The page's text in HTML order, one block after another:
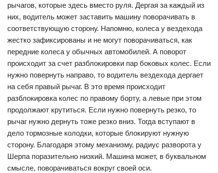
рычагов, которые здесь вместо руля. Дергая за каждый из
них, водитель может заставить машину поворачивать в
соответствующую сторону. Напомню, колеса у вездехода
жестко зафиксированы и не могут поворачиваться, как
передние колеса у обычных автомобилей. А поворот
происходит за счет разблокировки пар боковых колес. Если
нужно повернуть направо, то водитель вездехода дергает
на себя правый рычаг. В это время происходит
разблокировка колес по правому борту, а левые при этом
продолжают крутиться. Если нужно повернуть резко, то
рычаг нужно дернуть тоже резко вниз. Тогда вступают в
дело тормозные колодки, которые блокируют нужную
сторону. Благодаря этому механизму, радиус разворота у
Шерпа поразительно низкий. Машина может, в буквальном
смысле, поворачиваться вокруг своей оси.